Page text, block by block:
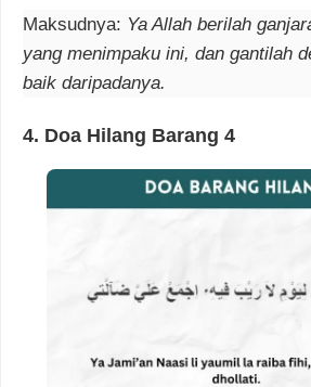
Maksudnya: Ya Allah berilah
yang menimpaku ini, dan gantilah
baik daripadanya.
4. Doa Hilang Barang 4